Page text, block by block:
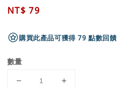
Regular
NT$ 79
購買此產品可獲得 79 點數回饋
數量